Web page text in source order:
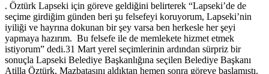
. Öztürk Lapseki için göreve geldiğini belirterek “Lapseki’de de
seçime girdiğim günden beri şu felsefeyi koruyorum, Lapseki’nin
iyiliği ve hayrına dokunan bir şey varsa ben herkesle her şeyi
yapmaya hazırım. Bu felsefe ile de memlekete hizmet etmek
istiyorum” dedi.31 Mart yerel seçimlerinin ardından sürpriz bir
sonuçla Lapseki Belediye Başkanlığına seçilen Belediye Başkanı
Atilla Öztürk, Mazbatasını aldıktan hemen sonra göreve başlamıştı.